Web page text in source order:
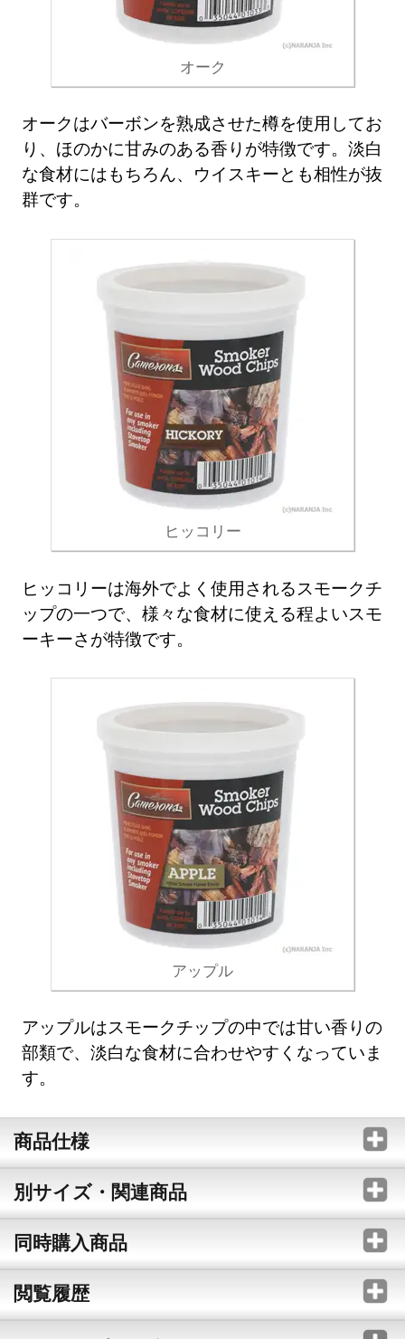
オーク
オークはバーボンを熟成させた樽を使用してお
り、ほのかに甘みのある香りが特徴です。淡白
な食材にはもちろん、ウイスキーとも相性が抜
群です。
ヒッコリー
ヒッコリーは海外でよく使用されるスモークチ
ップの一つで、様々な食材に使える程よいスモ
ーキーさが特徴です。
アップル
アップルはスモークチップの中では甘い香りの
部類で、淡白な食材に合わせやすくなっていま
す。
商品仕様
別サイズ・関連商品
同時購入商品
閲覧履歴